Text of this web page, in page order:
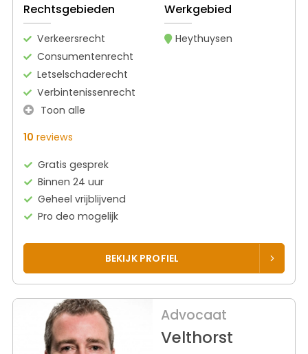
Rechtsgebieden
Verkeersrecht
Consumentenrecht
Letselschaderecht
Verbintenissenrecht
Toon alle
Werkgebied
Heythuysen
10 reviews
Gratis gesprek
Binnen 24 uur
Geheel vrijblijvend
Pro deo mogelijk
BEKIJK PROFIEL
Advocaat
Velthorst